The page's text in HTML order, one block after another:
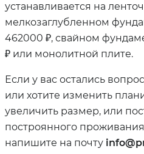
устанавливается на
мелкозаглубленном
462000 ₽, свайном
₽ или монолитной плите.
Если у вас остались
или хотите изменить
увеличить размер, или
построянного
напишите на почту